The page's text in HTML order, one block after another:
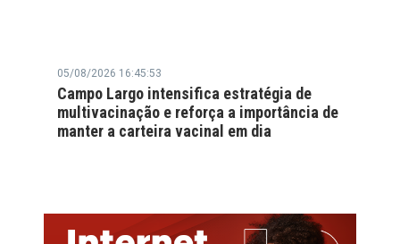
05/08/2026 16:45:53
Campo Largo intensifica estratégia de
multivacinação e reforça a importância de
manter a carteira vacinal em dia